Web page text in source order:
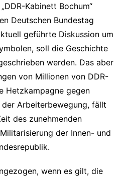
Kabinett Bochum“
Deutschen Bundestag
geführte Diskussion um
soll die Geschichte
werden. Das aber
von Millionen von DDR-
Hetzkampagne gegen
Arbeiterbewegung, fällt
des zunehmenden
der Innen- und
wenn es gilt, die